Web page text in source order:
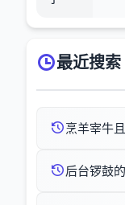
最近搜索
烹羊宰牛
后台锣鼓